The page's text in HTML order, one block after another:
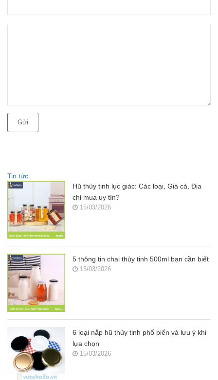
Gửi
Tin tức
Hũ thủy tinh lục giác: Các loại, Giá cả, Địa
chỉ mua uy tín?
15/03/2026
5 thông tin chai thủy tinh 500ml bạn cần biết
15/03/2026
6 loại nắp hũ thủy tinh phổ biến và lưu ý khi
lựa chọn
15/03/2026